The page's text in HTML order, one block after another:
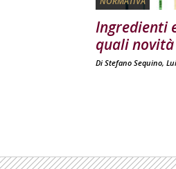
Ingredienti
quali novità
Di Stefano Sequino,